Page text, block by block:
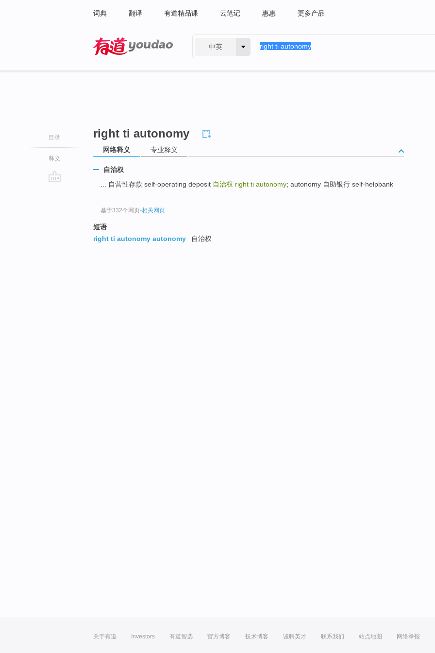
词典 翻译 有道精品课 云笔记 惠惠 更多产品
中英
目录
释义
right ti autonomy
网络释义 专业释义
自治权
... 自营性存款 self-operating deposit 自治权 right ti autonomy; autonomy 自助银行 self-helpbank
基于332个网页-相关网页
短语
right ti autonomy autonomy
自治权
关于有道 Investors 有道智选 官方博客 技术博客 诚聘英才 联系我们 站点地图 网络举报